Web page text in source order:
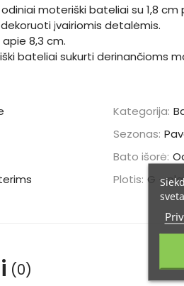
moteriški bateliai su 1,8 cm
įvairiomis detalėmis.
8,3 cm.
bateliai sukurti derinančioms
Kategorija:
Sezonas:
Bato išorė:
Plotis: G -
(0)